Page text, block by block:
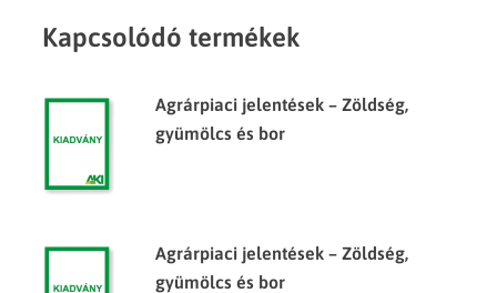
Kapcsolódó termékek
Agrárpiaci jelentések – Zöldség,
gyümölcs és bor
Agrárpiaci jelentések – Zöldség,
gyümölcs és bor